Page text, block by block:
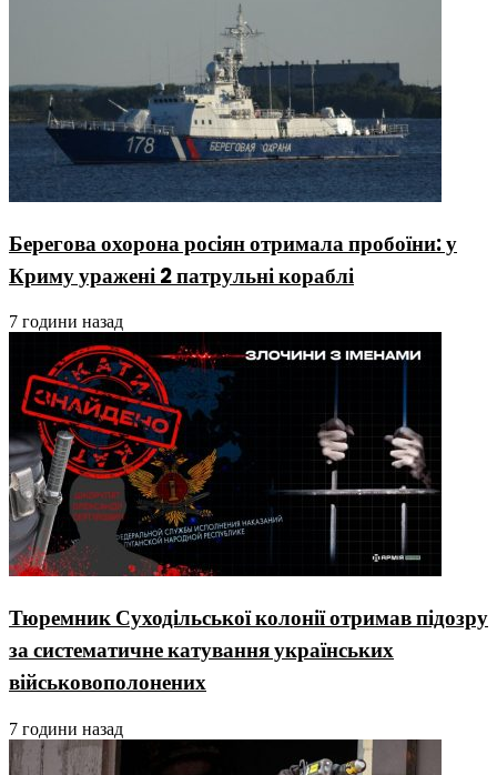
Берегова охорона росіян отримала пробоїни: у
Криму уражені 2 патрульні кораблі
7 години назад
Тюремник Суходільської колонії отримав підозру
за систематичне катування українських
військовополонених
7 години назад